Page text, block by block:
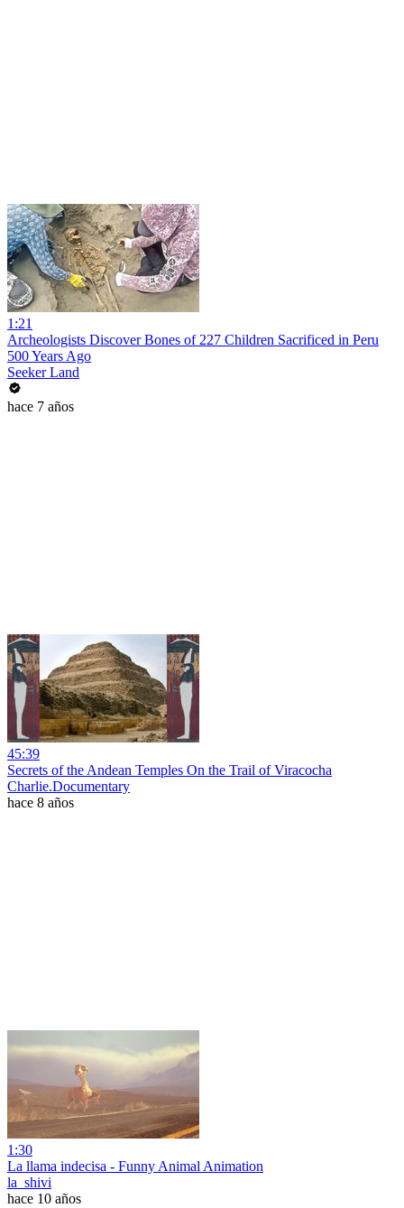
1:21
Archeologists Discover Bones of 227 Children Sacrificed in Peru
500 Years Ago
Seeker Land
hace 7 años
45:39
Secrets of the Andean Temples On the Trail of Viracocha
Charlie.Documentary
hace 8 años
1:30
La llama indecisa - Funny Animal Animation
la_shivi
hace 10 años